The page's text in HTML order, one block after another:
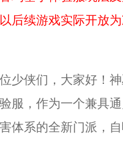
后续游戏实际开放为
侠们，大家好！神
服，作为一个兼具
体系的全新门派，自